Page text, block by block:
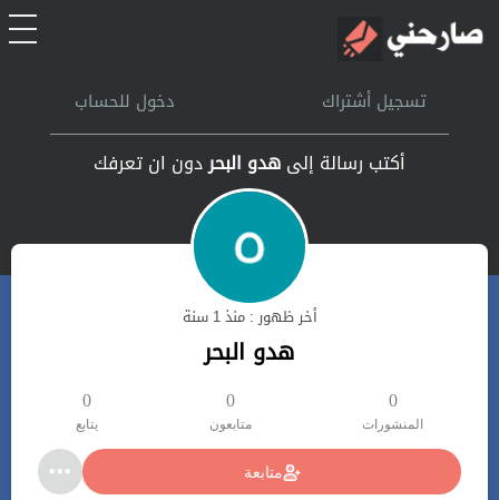
الرئيسيةتسجيل أشتراك دخول للحساب
أكتب رسالة إلىهدو البحردون ان تعرفك
أخر ظهور : منذ 1 سنة
هدو البحر
0
المنشورات
0
متابعون
0
يتابع
متابعة